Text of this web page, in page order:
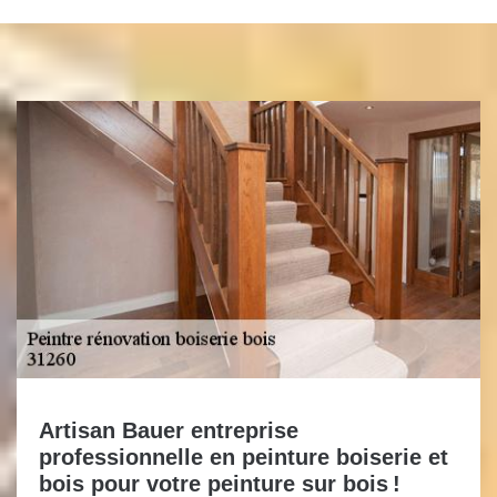
Artisan Bauer entreprise
professionnelle en peinture boiserie et
bois pour votre peinture sur bois !